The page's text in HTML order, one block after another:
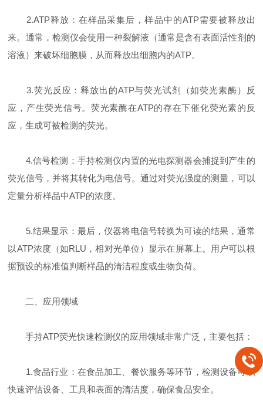
2.ATP释放：在样品采集后，样品中的ATP需要被释放出
来。通常，检测仪会使用一种裂解液（通常是含有表面活性剂的
溶液）来破坏细胞膜，从而释放出细胞内的ATP。
3.荧光反应：释放出的ATP与荧光试剂（如荧光素酶）反
应，产生荧光信号。荧光素酶在ATP的存在下催化荧光素的反
应，生成可被检测的荧光。
4.信号检测：手持检测仪内置的光电探测器会捕捉到产生的
荧光信号，并将其转化为电信号。通过对荧光强度的测量，可以
定量分析样品中ATP的浓度。
5.结果显示：最后，仪器将电信号转换为可读的结果，通常
以ATP浓度（如RLU，相对光单位）显示在屏幕上。用户可以根
据预设的标准值判断样品的清洁程度或生物负荷。
二、应用领域
手持ATP荧光快速检测仪的应用领域非常广泛，主要包括：
1.食品行业：在食品加工、餐饮服务等环节，检测设备可以
快速评估设备、工具和表面的清洁度，确保食品安全。